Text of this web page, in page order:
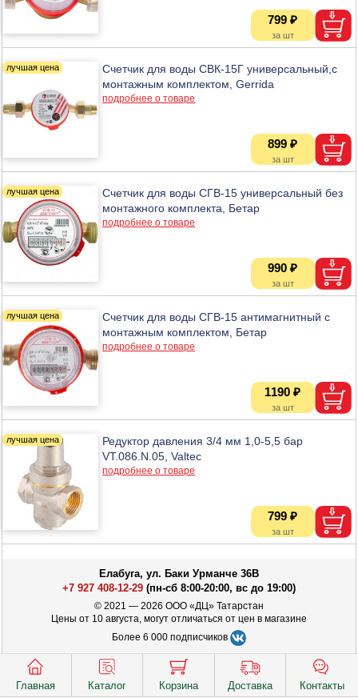
Главная Каталог Корзина Доставка Контакты
799 ₽
Счетчик для воды СВК-15Г универсальный,c
монтажным комплектом, Gerrida
подробнее о товаре
899 ₽
Счетчик для воды СГВ-15 универсальный без
монтажного комплекта, Бетар
подробнее о товаре
990 ₽
Счетчик для воды СГВ-15 антимагнитный с
монтажным комплектом, Бетар
подробнее о товаре
1190 ₽
Редуктор давления 3/4 мм 1,0-5,5 бар
VT.086.N.05, Valtec
подробнее о товаре
799 ₽
Елабуга, ул. Баки Урманче 36В
+7 927 408-12-29(пн-сб 8:00-20:00, вс до 19:00)
© 2021 — 2026 ООО «ДЦ» Татарстан
Цены от 10 августа, могут отличаться от цен в магазине
Более 6 000 подписчиков